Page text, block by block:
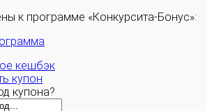
к программе «Конкурсита-Бонус»:
кешбэк
купон
купона?